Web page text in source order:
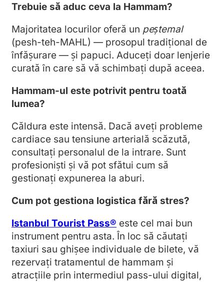
Trebuie să aduc ceva la Hammam?
Majoritatea locurilor oferă un peştemal
(pesh-teh-MAHL) — prosopul tradițional de
înfășurare — și papuci. Aduceți doar lenjerie
curată în care să vă schimbați după aceea.
Hammam-ul este potrivit pentru toată
lumea?
Căldura este intensă. Dacă aveți probleme
cardiace sau tensiune arterială scăzută,
consultați personalul de la intrare. Sunt
profesioniști și vă pot sfătui cum să
gestionați expunerea la aburi.
Cum pot gestiona logistica fără stres?
Istanbul Tourist Pass® este cel mai bun
instrument pentru asta. În loc să căutați
taxiuri sau ghișee individuale de bilete, vă
rezervați tratamentul de hammam și
atracțiile prin intermediul pass-ului digital,